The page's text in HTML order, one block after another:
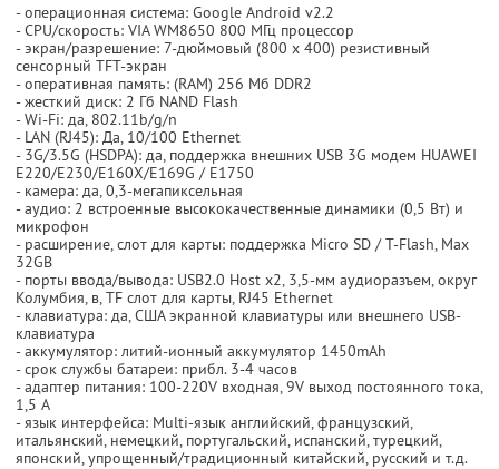
- операционная система: Google Android v2.2
- CPU/скорость: VIA WM8650 800 МГц процессор
- экран/разрешение: 7-дюймовый (800 х 400) резистивный
сенсорный TFT-экран
- оперативная память: (RAM) 256 Мб DDR2
- жесткий диск: 2 Гб NAND Flash
- Wi-Fi: да, 802.11b/g/n
- LAN (RJ45): Да, 10/100 Ethernet
- 3G/3.5G (HSDPA): да, поддержка внешних USB 3G модем HUAWEI
E220/E230/E160X/E169G / E1750
- камера: да, 0,3-мегапиксельная
- аудио: 2 встроенные высококачественные динамики (0,5 Вт) и
микрофон
- расширение, слот для карты: поддержка Micro SD / T-Flash, Max
32GB
- порты ввода/вывода: USB2.0 Host x2, 3,5-мм аудиоразъем, округ
Колумбия, в, TF слот для карты, RJ45 Ethernet
- клавиатура: да, США экранной клавиатуры или внешнего USB-
клавиатура
- аккумулятор: литий-ионный аккумулятор 1450mAh
- срок службы батареи: прибл. 3-4 часов
- адаптер питания: 100-220V входная, 9V выход постоянного тока,
1,5 А
- язык интерфейса: Multi-язык английский, французский,
итальянский, немецкий, португальский, испанский, турецкий,
японский, упрощенный/традиционный китайский, русский и т.д.